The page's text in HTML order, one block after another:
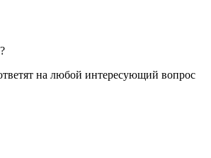
на любой интересующий вопрос